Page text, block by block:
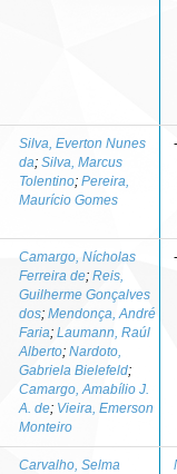
Silva, Everton Nunes
da; Silva, Marcus
Tolentino; Pereira,
Maurício Gomes
-
Camargo, Nícholas
Ferreira de; Reis,
Guilherme Gonçalves
dos; Mendonça, André
Faria; Laumann, Raúl
Alberto; Nardoto,
Gabriela Bielefeld;
Camargo, Amabílio J.
A. de; Vieira, Emerson
Monteiro
-
Carvalho, Selma